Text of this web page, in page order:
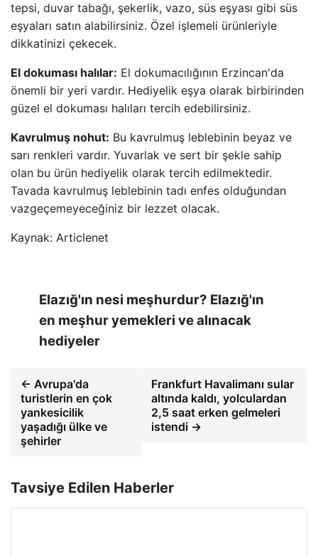
tepsi, duvar tabağı, şekerlik, vazo, süs eşyası gibi süs
eşyaları satın alabilirsiniz. Özel işlemeli ürünleriyle
dikkatinizi çekecek.
El dokuması halılar: El dokumacılığının Erzincan'da
önemli bir yeri vardır. Hediyelik eşya olarak birbirinden
güzel el dokuması halıları tercih edebilirsiniz.
Kavrulmuş nohut: Bu kavrulmuş leblebinin beyaz ve
sarı renkleri vardır. Yuvarlak ve sert bir şekle sahip
olan bu ürün hediyelik olarak tercih edilmektedir.
Tavada kavrulmuş leblebinin tadı enfes olduğundan
vazgeçemeyeceğiniz bir lezzet olacak.
Kaynak: Articlenet
Elazığ'ın nesi meşhurdur? Elazığ'ın
en meşhur yemekleri ve alınacak
hediyeler
← Avrupa'da
turistlerin en çok
yankesicilik
yaşadığı ülke ve
şehirler
Frankfurt Havalimanı sular
altında kaldı, yolculardan
2,5 saat erken gelmeleri
istendi →
Tavsiye Edilen Haberler